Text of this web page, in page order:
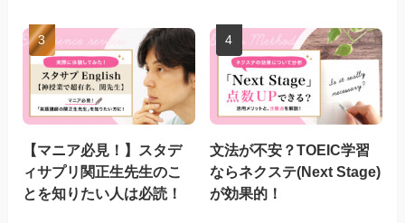
【マニア必見！】スタデ
ィサプリ関正生先生のこ
とを知りたい人は必読！
文法が不安？TOEIC学習
ならネクステ(Next Stage)
が効果的！